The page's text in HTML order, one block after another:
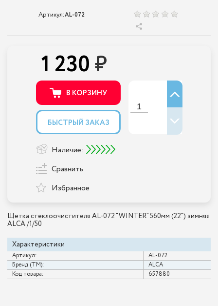
Артикул:AL-072
Щетка стеклоочистителя AL-072 "WINTER" 560мм (22") зимняя
ALCA /1/50
Характеристики
Артикул:
AL-072
Бренд (ТМ):
ALCA
Код товара:
657880
1 230
В КОРЗИНУ
БЫСТРЫЙ ЗАКАЗ
Наличие:
Сравнить
Избранное